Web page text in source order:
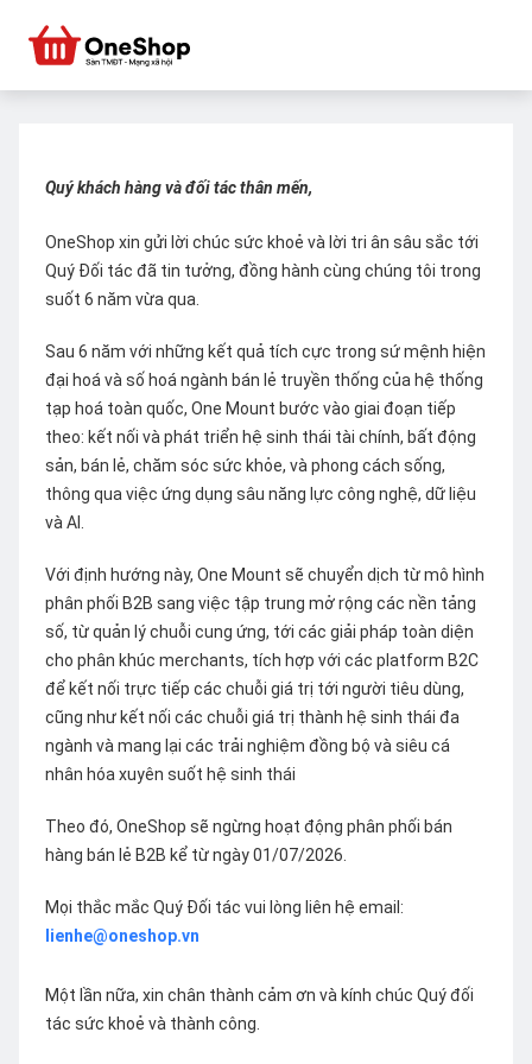
Quý khách hàng và đối tác thân mến,
OneShop xin gửi lời chúc sức khoẻ và lời tri ân sâu sắc tới
Quý Đối tác đã tin tưởng, đồng hành cùng chúng tôi trong
suốt 6 năm vừa qua.
Sau 6 năm với những kết quả tích cực trong sứ mệnh hiện
đại hoá và số hoá ngành bán lẻ truyền thống của hệ thống
tạp hoá toàn quốc, One Mount bước vào giai đoạn tiếp
theo: kết nối và phát triển hệ sinh thái tài chính, bất động
sản, bán lẻ, chăm sóc sức khỏe, và phong cách sống,
thông qua việc ứng dụng sâu năng lực công nghệ, dữ liệu
và AI.
Với định hướng này, One Mount sẽ chuyển dịch từ mô hình
phân phối B2B sang việc tập trung mở rộng các nền tảng
số, từ quản lý chuỗi cung ứng, tới các giải pháp toàn diện
cho phân khúc merchants, tích hợp với các platform B2C
để kết nối trực tiếp các chuỗi giá trị tới người tiêu dùng,
cũng như kết nối các chuỗi giá trị thành hệ sinh thái đa
ngành và mang lại các trải nghiệm đồng bộ và siêu cá
nhân hóa xuyên suốt hệ sinh thái
Theo đó, OneShop sẽ ngừng hoạt động phân phối bán
hàng bán lẻ B2B kể từ ngày 01/07/2026.
Mọi thắc mắc Quý Đối tác vui lòng liên hệ email:
lienhe@oneshop.vn
Một lần nữa, xin chân thành cảm ơn và kính chúc Quý đối
tác sức khoẻ và thành công.